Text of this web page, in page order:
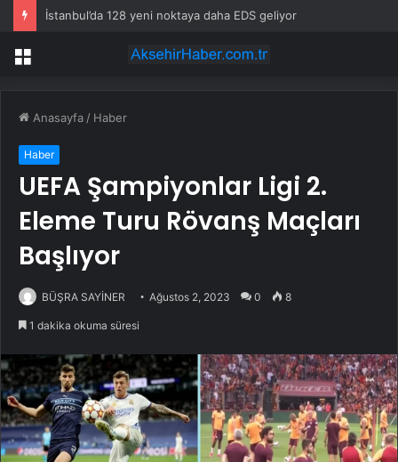
İstanbul’da 128 yeni noktaya daha EDS geliyor
Menü
Anasayfa / Haber
Haber
UEFA Şampiyonlar Ligi 2.
Eleme Turu Rövanş Maçları
Başlıyor
BÜŞRA SAYİNER Ağustos 2, 2023 0 8
1 dakika okuma süresi